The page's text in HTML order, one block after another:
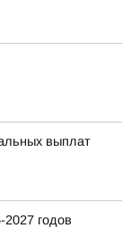
выплат
годов